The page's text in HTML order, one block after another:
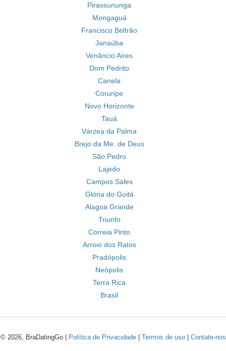
Pirassununga
Mongaguá
Francisco Beltrão
Janaúba
Venâncio Aires
Dom Pedrito
Canela
Coruripe
Novo Horizonte
Tauá
Várzea da Palma
Brejo da Me. de Deus
São Pedro
Lajedo
Campos Sales
Glória do Goitá
Alagoa Grande
Triunfo
Correia Pinto
Arroio dos Ratos
Pradópolis
Neópolis
Terra Rica
Brasil
© 2026, BraDatingGo | Política de Privacidade| Termos de uso| Contate-nos